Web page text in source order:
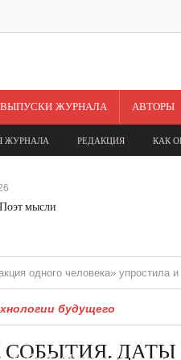
ЖУРНАЛА АВТОРЫ
ЖУРНАЛА РЕДАКЦИЯ КАК
мысли
человека» упростила и
будущего
ДАТЫ